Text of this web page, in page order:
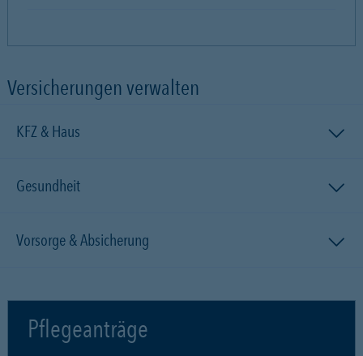
Versicherungen verwalten
KFZ & Haus
Gesundheit
Vorsorge & Absicherung
Pflegeanträge